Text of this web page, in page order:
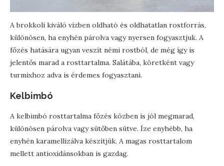
A brokkoli kiváló vízben oldható és oldhatatlan rostforrás,
különösen, ha enyhén párolva vagy nyersen fogyasztjuk. A
főzés hatására ugyan veszít némi rostból, de még így is
jelentős marad a rosttartalma. Salátába, köretként vagy
turmixhoz adva is érdemes fogyasztani.
Kelbimbó
A kelbimbó rosttartalma főzés közben is jól megmarad,
különösen párolva vagy sütőben sütve. Íze enyhébb, ha
enyhén karamellizálva készítjük. A magas rosttartalom
mellett antioxidánsokban is gazdag.